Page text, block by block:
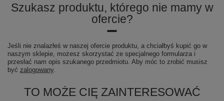
Szukasz produktu, którego nie mamy w
ofercie?
Jeśli nie znalazłeś w naszej ofercie produktu, a chciałbyś kupić go w
naszym sklepie, możesz skorzystać ze specjalnego formularza i
przesłać nam opis szukanego przedmiotu. Aby móc to zrobić musisz
być zalogowany.
TO MOŻE CIĘ ZAINTERESOWAĆ